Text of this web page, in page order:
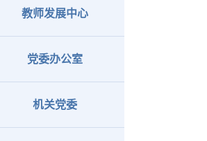
教师发展中心
党委办公室
机关党委